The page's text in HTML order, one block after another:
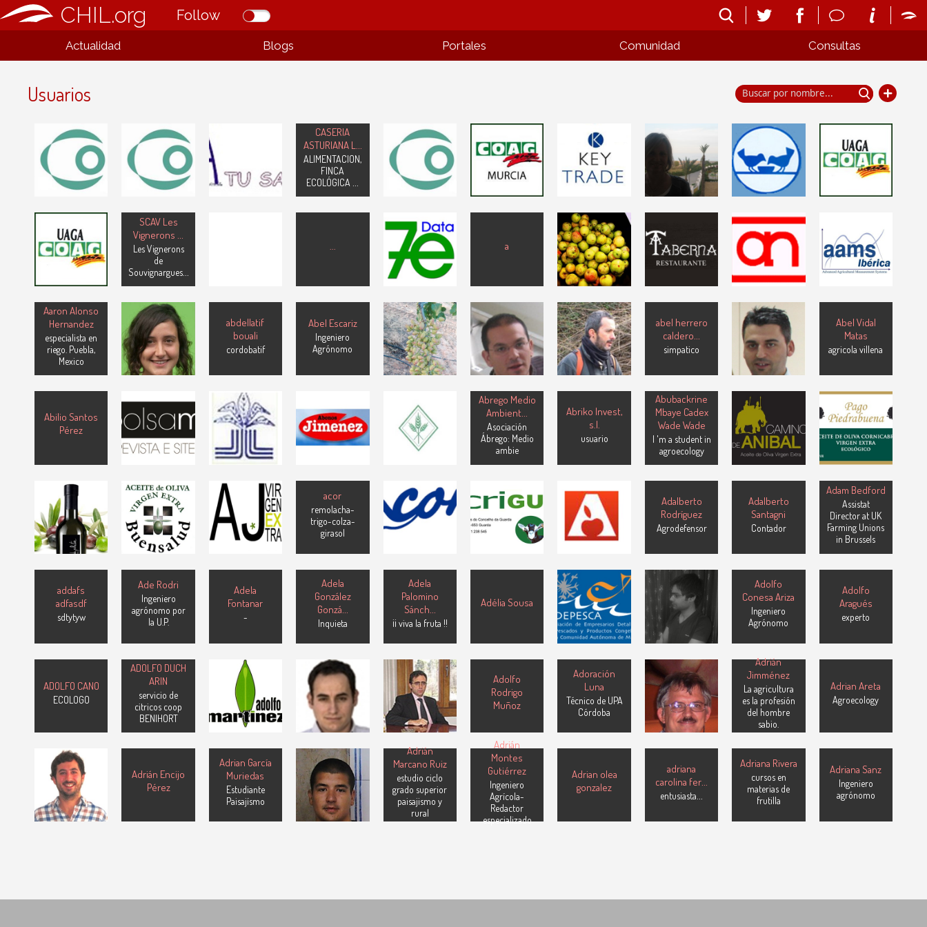
CHIL.org Follow
Actualidad Blogs Portales Comunidad Consultas
Usuarios
Alba de
Tormes
Suministros...
Fuentesaúco
Suministros...
Ecológicos de
Manzanare
CASERIA
ASTURIANA L
ALIMENTACION,
FINCA
ECOLÓGICA
Ciudad
Rodrigo
Suministros...
Mirador -San
Javier-
Asociación
IBERIA S.L.
Socio ACEFER.
Asoc. Comercial
Española
LUZ RIVERO
SANCHEZ
INGENIERO
AGRONOMO
Palma de
Banco de
Alimentos de
Palma de
Mallorca //
UAGA-COAG
Belchite
Asociación
UAGA-COAG
Calatalud
Asociación
SCAV Les
Vignerons
Les Vignerons
de
Souvignargues
7eDATA
Soluciones TIC
para el Sector
Agroalimentario
a a c
Cocina casera,
tradicional y
gallega
A. NAVARRO,
S.A.
Socio ACEFER.
Asoc. Comercial
Española
Fertizantes
Componentes
de Ag. Precisión
y de
pulverizadores.
Aaron Alonso
Hernandez
especialista en
riego. Puebla,
Mexico
Castañeda
Vera
Estudiante de
doctorado -
ETSI
Agrónomos
(UPM)
abdellatif
bouali
cordobatif
Abel Escariz
Ingeniero
Agrónomo
Abel Garcia
del Castillo
Balmaseda
Técnico
especialista
Pistacho
Abel González
García
Tecnico del
Laboratorio
Abel González
Márquez
Profesional por
el Desarrollo
Sostenible
abel herrero
caldero
simpatico
Abel ORTEGO
TESLA member
Abel Vidal
Matas
agricola villena
Abilio Santos
Pérez
abolsamia
Revista e Site de
Mecanização
Agrícola
GUTIÉRREZ,
S.A.
Socio ACEFER.
Española
Fertizantes
JIMÉNEZ, S.L.
Socio ACEFER.
Asoc. Comercial
Española
S.A.
Socio ACEFER.
Asoc. Comercial
Española
Abrego Medio
Ambient...
Asociación
Ábrego: Medio
ambie
Abriko Invest,
s.l.
usuario
Abubackrine
Mbaye Cadex
Wade Wade
I 'm a student in
agroecology
Aceite Camino
de Anibal
Aceite de Oliva
Vírgen Extra
ACEITE PAGO
PIEDRABUENA
Aceite
ecológico,variedad
cornicabra
Aceites Alba
Producción y
venta de Aceite
de Oliva Virgen
Extra
GUADALQUIVIR
SCA
Fabricación y
envasado Aceite
Oliva Virgen
Extra
ACEITUNAS
Productores de
AOVE Picual &
Arbequina
acor
remolacha-
trigo-colza-
girasol
Cooperativa
General
Agropecuaria)
ACRIGUARDA
de Criadores de
Ruminantes do
Concelho
Guarda
ACTEL SCCL
Socio ACEFER.
Asoc. Comercial
Española
Fertizantes
Adalberto
Rodríguez
Agrodefensor
Adalberto
Santagni
Contador
Adam Bedford
Assistat
Director at UK
Farming Unions
in Brussels
addafs
adfasdf
sdtytyw
Ade Rodri
Ingeniero
agrónomo por
la U.P.
Adela
Fontanar
-
Adela
González
Gonzá...
Inquieta
Adela
Palomino
Sánch...
¡¡ viva la fruta !!
Adélia Sousa
ADEPESCA
Asociación de
Empresarios
Detallistas de
Pescados
adnan
rasheed
i am intresting
in research in
green houses
Adolfo
Conesa Ariza
Ingeniero
Agrónomo
Adolfo
Aragués
experto
ADOLFO CANO
ECOLOGO
ADOLFO DUCH
ARIN
servicio de
citricos coop
BENIHORT
ADOLFO
MARTÍNEZ, S.A.
Socio ACEFER.
Asoc. Comercial
Española
Fertizantes
Adolfo Moya
González
Profesor e
Investigador
ETSIA UPM
Adolfo Ortega
Ingeniero
Agrónomo del
Estado
Adolfo
Rodrigo
Muñoz
Adoración
Luna
Técnico de UPA
Córdoba
Adriaan van
Niekerk
Manager
irrigation test
labs at ARC-IAE
(ILI)
Adrián
Jimménez
La agricultura
es la profesión
del hombre
sabio.
Adrian Areta
Agroecology
Adrian Barez
Ingeniero
Agronomo
Adrián Encijo
Pérez
Adrian García
Muriedas
Estudiante
Paisajísmo
Adrian Gomez
del Rio
Heras,Cantabria
Adrián
Marcano Ruiz
estudio ciclo
grado superior
paisajismo y
rural
Adrián
Montes
Gutiérrez
Ingeniero
Agrícola-
Redactor
especializado
Adrian olea
gonzalez
adriana
carolina fer
entusiasta
Adriana Rivera
cursos en
materias de
frutilla
Adriana Sanz
Ingeniero
agrónomo